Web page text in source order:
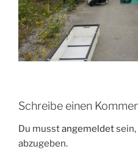
Schreibe einen
Du musstangemeldet
abzugeben.